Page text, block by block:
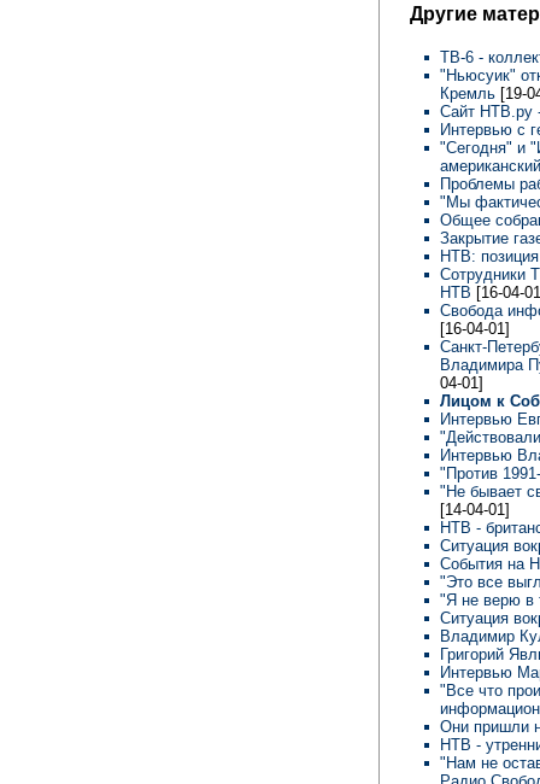
Другие
ТВ-6 -
"Ньюсуик"
Кремль [19-
Сайт НТВ.ру
Интервью с
"Сегодня" и
Проблемы
"Мы
Общее
Закрытие
НТВ:
Сотрудники
НТВ [16-04-
Свобода
[16-04-01]
Санкт-
Владимира
04-01]
Лицом к
Интервью
Интервью
"Против
"Не бывает
[14-04-01]
НТВ -
Ситуация
События на
"Это все
"Я не верю в
Ситуация
Владимир
Григорий
Интервью
"Все что
Они пришли
НТВ -
"Нам не